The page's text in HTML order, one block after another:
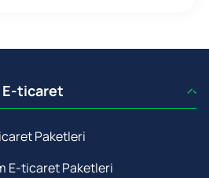
E-ticaret
Paketleri
E-ticaret Paketleri